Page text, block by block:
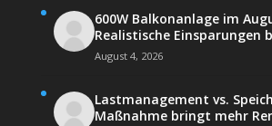
600W Balkonanlage im
Realistische Einsparungen
August 4, 2026
Lastmanagement vs.
Maßnahme bringt mehr